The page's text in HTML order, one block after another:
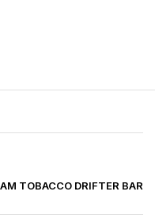
TOBACCO DRIFTER BAR